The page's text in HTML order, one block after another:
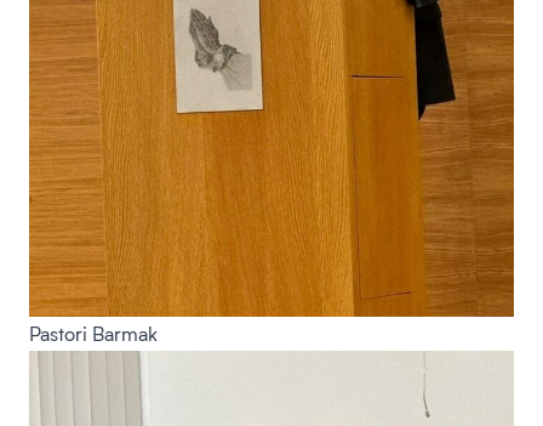
Pastori Barmak